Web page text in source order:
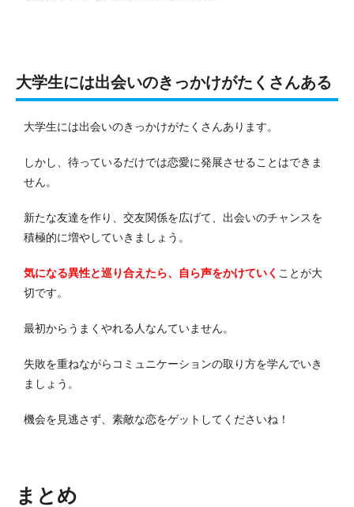
大学生には出会いのきっかけがたくさんある
大学生には出会いのきっかけがたくさんあります。
しかし、待っているだけでは恋愛に発展させることはできま
せん。
新たな友達を作り、交友関係を広げて、出会いのチャンスを
積極的に増やしていきましょう。
気になる異性と巡り合えたら、自ら声をかけていく ことが大
切です。
最初からうまくやれる人なんていません。
失敗を重ねながらコミュニケーションの取り方を学んでいき
ましょう。
機会を見逃さず、素敵な恋をゲットしてくださいね！
まとめ